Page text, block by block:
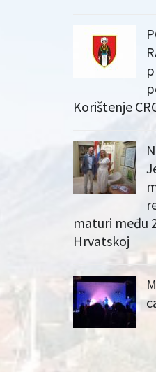
Korištenje
maturi među
Hrvatskoj